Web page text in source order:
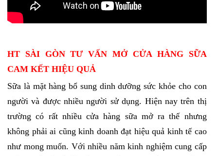
HT SÀI GÒN TƯ VẤN MỞ CỬA HÀNG SỮA
CAM KẾT HIỆU QUẢ
Sữa là mặt hàng bổ sung dinh dưỡng sức khỏe cho con
người và được nhiều người sử dụng. Hiện nay trên thị
trường có rất nhiều cửa hàng sữa mở ra thế nhưng
không phải ai cũng kinh doanh đạt hiệu quả kinh tế cao
như mong muốn. Với nhiều năm kinh nghiệm cung cấp